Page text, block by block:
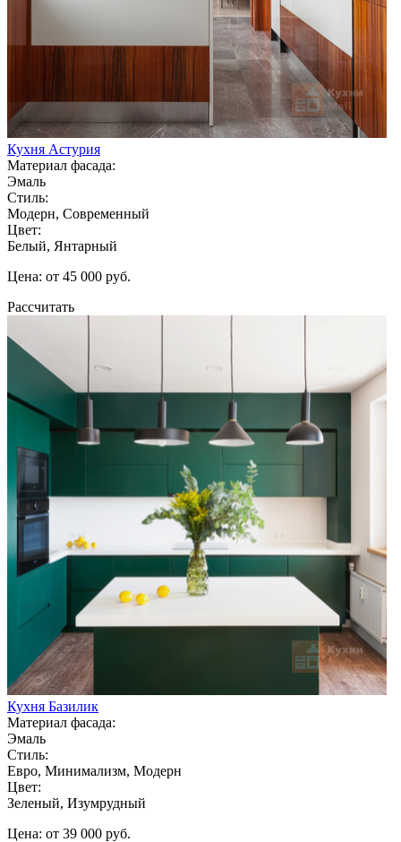
Кухня Астурия
Материал фасада:
Эмаль
Стиль:
Модерн, Современный
Цвет:
Белый, Янтарный
Цена: от 45 000 руб.
Рассчитать
Кухня Базилик
Материал фасада:
Эмаль
Стиль:
Евро, Минимализм, Модерн
Цвет:
Зеленый, Изумрудный
Цена: от 39 000 руб.